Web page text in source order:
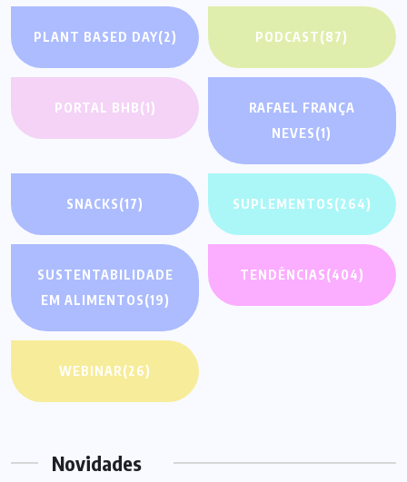
PLANT BASED DAY(2) PODCAST(87)
PORTAL BHB(1)
RAFAEL FRANÇA
NEVES(1)
SNACKS(17) SUPLEMENTOS(264)
SUSTENTABILIDADE
EM ALIMENTOS(19)
TENDÊNCIAS(404)
WEBINAR(26)
Novidades